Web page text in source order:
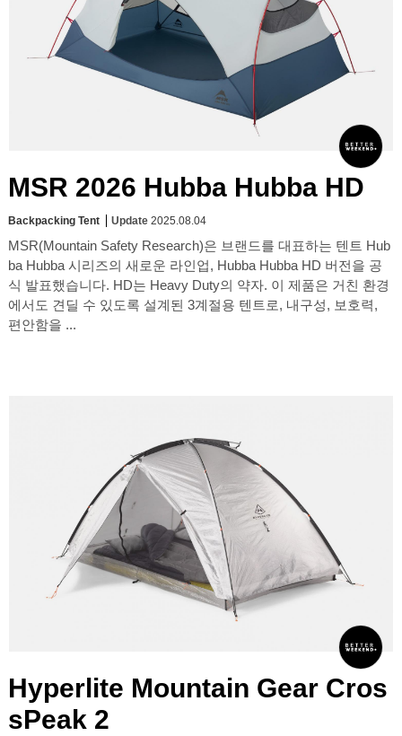
MSR 2026 Hubba Hubba HD
Backpacking Tent Update 2025.08.04
MSR(Mountain Safety Research)은 브랜드를 대표하는 텐트 Hub
ba Hubba 시리즈의 새로운 라인업, Hubba Hubba HD 버전을 공
식 발표했습니다. HD는 Heavy Duty의 약자. 이 제품은 거친 환경
에서도 견딜 수 있도록 설계된 3계절용 텐트로, 내구성, 보호력,
편안함을 ...
Hyperlite Mountain Gear Cros
sPeak 2